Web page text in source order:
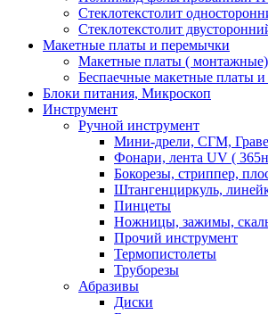
Стеклотекстолит
Стеклотекстолит
Макетные платы и перемычки
Макетные платы ( монтажные)
Беспаечные макетные платы
Блоки питания, Микроскоп
Инструмент
Ручной инструмент
Мини-дрели, СГМ,
Фонари, лента UV (
Бокорезы, cтриппер,
Штангенциркуль,
Пинцеты
Ножницы, зажимы,
Прочий инструмент
Термопистолеты
Труборезы
Абразивы
Диски